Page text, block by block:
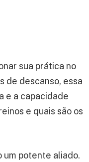
sua prática no
de descanso, essa
e a capacidade
e quais são os
um potente aliado.